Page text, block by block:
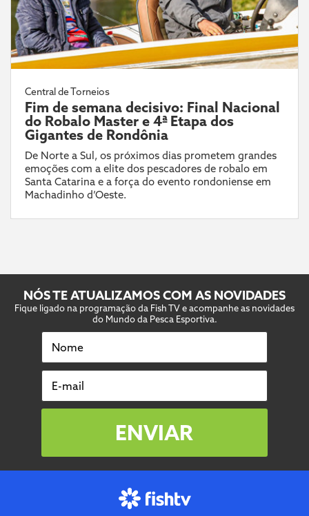
Central de Torneios
Fim de semana decisivo: Final Nacional
do Robalo Master e 4ª Etapa dos
Gigantes de Rondônia
De Norte a Sul, os próximos dias prometem grandes
emoções com a elite dos pescadores de robalo em
Santa Catarina e a força do evento rondoniense em
Machadinho d’Oeste.
NÓS TE ATUALIZAMOS COM AS NOVIDADES
Fique ligado na programação da Fish TV e acompanhe as novidades
do Mundo da Pesca Esportiva.
Nome
E-mail
ENVIAR